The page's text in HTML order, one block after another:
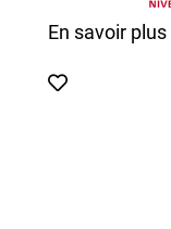
En savoir plus